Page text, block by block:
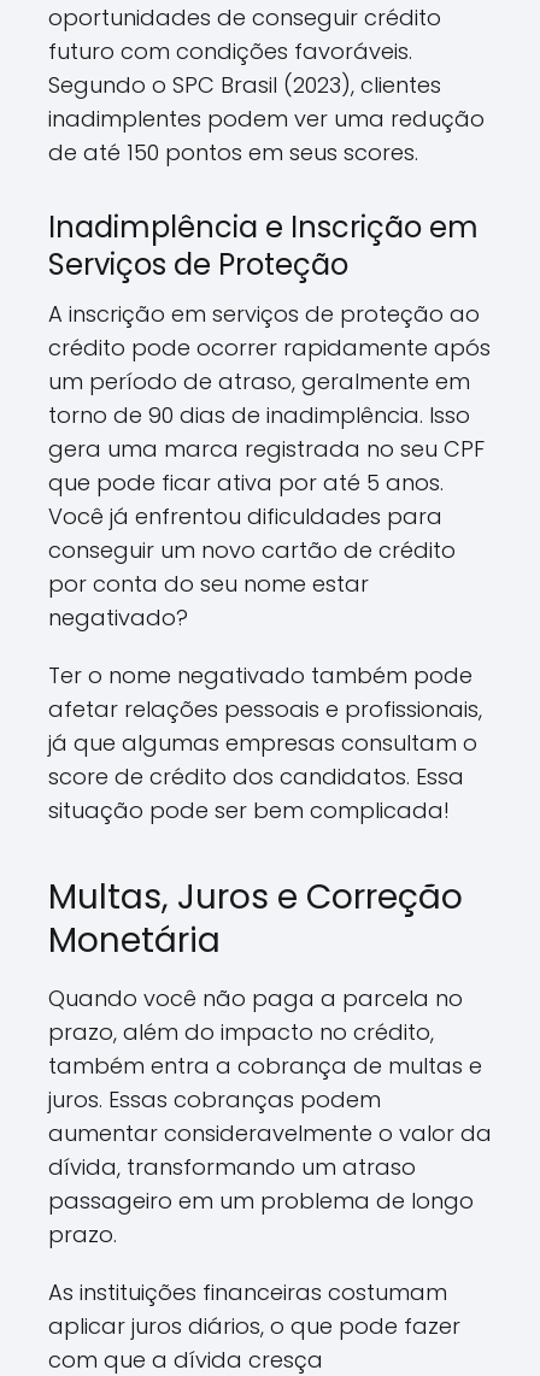
oportunidades de conseguir crédito
futuro com condições favoráveis.
Segundo o SPC Brasil (2023), clientes
inadimplentes podem ver uma redução
de até 150 pontos em seus scores.
Inadimplência e Inscrição em
Serviços de Proteção
A inscrição em serviços de proteção ao
crédito pode ocorrer rapidamente após
um período de atraso, geralmente em
torno de 90 dias de inadimplência. Isso
gera uma marca registrada no seu CPF
que pode ficar ativa por até 5 anos.
Você já enfrentou dificuldades para
conseguir um novo cartão de crédito
por conta do seu nome estar
negativado?
Ter o nome negativado também pode
afetar relações pessoais e profissionais,
já que algumas empresas consultam o
score de crédito dos candidatos. Essa
situação pode ser bem complicada!
Multas, Juros e Correção
Monetária
Quando você não paga a parcela no
prazo, além do impacto no crédito,
também entra a cobrança de multas e
juros. Essas cobranças podem
aumentar consideravelmente o valor da
dívida, transformando um atraso
passageiro em um problema de longo
prazo.
As instituições financeiras costumam
aplicar juros diários, o que pode fazer
com que a dívida cresça